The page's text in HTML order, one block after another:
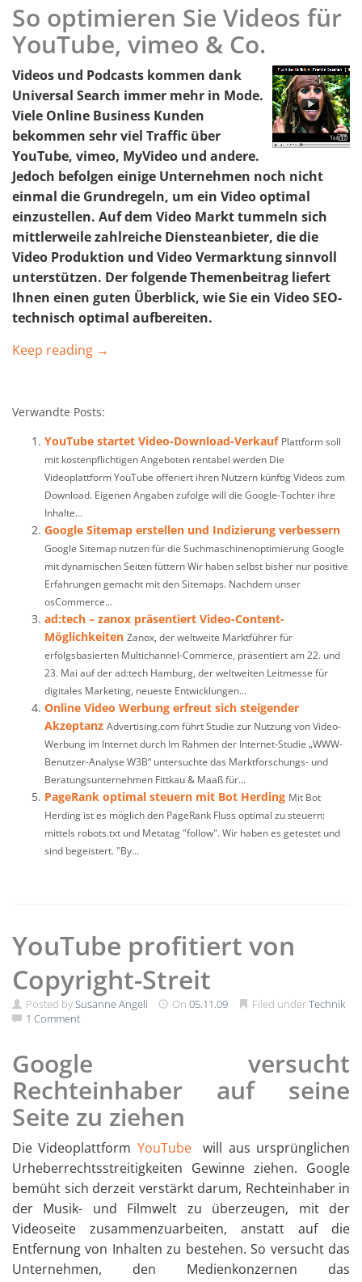
So optimieren Sie Videos für
YouTube, vimeo & Co.
Videos und Podcasts kommen dank
Universal Search immer mehr in Mode.
Viele Online Business Kunden
bekommen sehr viel Traffic über
YouTube, vimeo, MyVideo und andere.
Jedoch befolgen einige Unternehmen noch nicht
einmal die Grundregeln, um ein Video optimal
einzustellen. Auf dem Video Markt tummeln sich
mittlerweile zahlreiche Diensteanbieter, die die
Video Produktion und Video Vermarktung sinnvoll
unterstützen. Der folgende Themenbeitrag liefert
Ihnen einen guten Überblick, wie Sie ein Video SEO-
technisch optimal aufbereiten.
Keep reading →
Verwandte Posts:
YouTube startet Video-Download-Verkauf Plattform soll
mit kostenpflichtigen Angeboten rentabel werden Die
Videoplattform YouTube offeriert ihren Nutzern künftig Videos zum
Download. Eigenen Angaben zufolge will die Google-Tochter ihre
Inhalte...
Google Sitemap erstellen und Indizierung verbessern
Google Sitemap nutzen für die Suchmaschinenoptimierung Google
mit dynamischen Seiten füttern Wir haben selbst bisher nur positive
Erfahrungen gemacht mit den Sitemaps. Nachdem unser
osCommerce...
ad:tech – zanox präsentiert Video-Content-
Möglichkeiten Zanox, der weltweite Marktführer für
erfolgsbasierten Multichannel-Commerce, präsentiert am 22. und
23. Mai auf der ad:tech Hamburg, der weltweiten Leitmesse für
digitales Marketing, neueste Entwicklungen...
Online Video Werbung erfreut sich steigender
Akzeptanz Advertising.com führt Studie zur Nutzung von Video-
Werbung im Internet durch Im Rahmen der Internet-Studie „WWW-
Benutzer-Analyse W3B“ untersuchte das Marktforschungs- und
Beratungsunternehmen Fittkau & Maaß für...
PageRank optimal steuern mit Bot Herding Mit Bot
Herding ist es möglich den PageRank Fluss optimal zu steuern:
mittels robots.txt und Metatag "follow". Wir haben es getestet und
sind begeistert. "By...
YouTube profitiert von
Copyright-Streit
Posted bySusanne Angeli On 05.11.09 Filed underTechnik
1 Comment
Google versucht
Rechteinhaber auf seine
Seite zu ziehen
Die Videoplattform YouTubewill aus ursprünglichen
Urheberrechtsstreitigkeiten Gewinne ziehen. Google
bemüht sich derzeit verstärkt darum, Rechteinhaber in
der Musik- und Filmwelt zu überzeugen, mit der
Videoseite zusammenzuarbeiten, anstatt auf die
Entfernung von Inhalten zu bestehen. So versucht das
Unternehmen, den Medienkonzernen das